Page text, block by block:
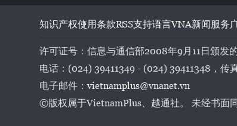
知识产权使用条款RSS支持语言VNA新闻服务
许可证号：信息与通信部2008年9月11日颁发
电话：(024) 39411349 - (024) 39411348，传
电子邮件：vietnamplus@vnanet.vn
©版权属于VietnamPlus、越通社。 未经书面